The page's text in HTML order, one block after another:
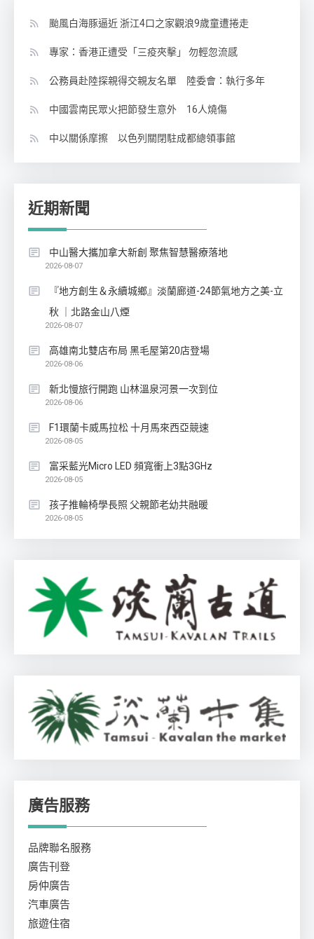
颱風白海豚逼近 浙江4口之家觀浪9歲童遭捲走
專家：香港正遭受「三疫夾擊」 勿輕忽流感
公務員赴陸探親得交親友名單 陸委會：執行多年
中國雲南民眾火把節發生意外 16人燒傷
中以關係摩擦 以色列關閉駐成都總領事館
近期新聞
中山醫大攜加拿大新創 聚焦智慧醫療落地
2026-08-07
『地方創生＆永續城鄉』淡蘭廊道-24節氣地方之美-立
秋 ｜北路金山八煙
2026-08-07
高雄南北雙店布局 黑毛屋第20店登場
2026-08-06
新北慢旅行開跑 山林溫泉河景一次到位
2026-08-06
F1環蘭卡威馬拉松 十月馬來西亞競速
2026-08-05
富采藍光Micro LED 頻寬衝上3點3GHz
2026-08-05
孩子推輪椅學長照 父親節老幼共融暖
2026-08-05
廣告服務
品牌聯名服務
廣告刊登
房仲廣告
汽車廣告
旅遊住宿